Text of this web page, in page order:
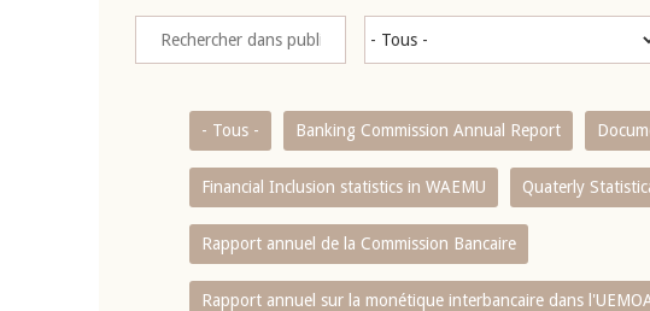
- Tous - Banking Commission Annual Report
Financial Inclusion statistics in WAEMU Quaterly
Rapport annuel de la Commission Bancaire
Rapport annuel sur la monétique interbancaire dans